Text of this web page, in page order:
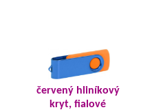
červený hliníkový
kryt, fialové